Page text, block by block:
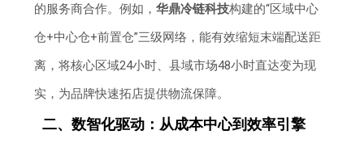
的服务商合作。例如，华鼎冷链科技构建的“区域中心
仓+中心仓+前置仓”三级网络，能有效缩短末端配送距
离，将核心区域24小时、县域市场48小时直达变为现
实，为品牌快速拓店提供物流保障。
二、数智化驱动：从成本中心到效率引擎